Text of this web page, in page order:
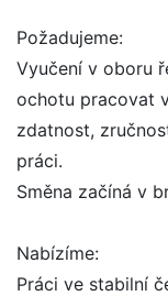
Požadujeme:
Vyučení v oboru
ochotu pracovat
zdatnost,
práci.
Směna začíná v
Nabízíme:
Práci ve stabilní